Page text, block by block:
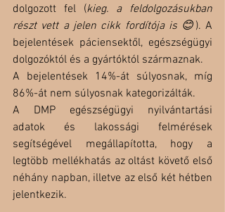
dolgozott fel (kieg. a feldolgozásukban
részt vett a jelen cikk fordítója is 😊 ). A
bejelentések páciensektől, egészségügyi
dolgozóktól és a gyártóktól származnak.
A bejelentések 14%-át súlyosnak, míg
86%-át nem súlyosnak kategorizálták.
A DMP egészségügyi nyilvántartási
adatok és lakossági felmérések
segítségével megállapította, hogy a
legtöbb mellékhatás az oltást követő első
néhány napban, illetve az első két hétben
jelentkezik.